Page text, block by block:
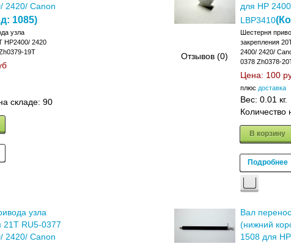
2420/ Canon
1085)
узла
HP2400/ 2420
19T
складе: 90
Отзывов (0)
для HP
LBP3410
Шестерня
закрепления
2400/ 2420/
0378 Zh0378-
Цена: 100
плюс доставка
Вес: 0.01 кг.
Количество
В корзину
Подробнее
узла
21T RU5-0377
2420/ Canon
Вал
(нижний
1508 для